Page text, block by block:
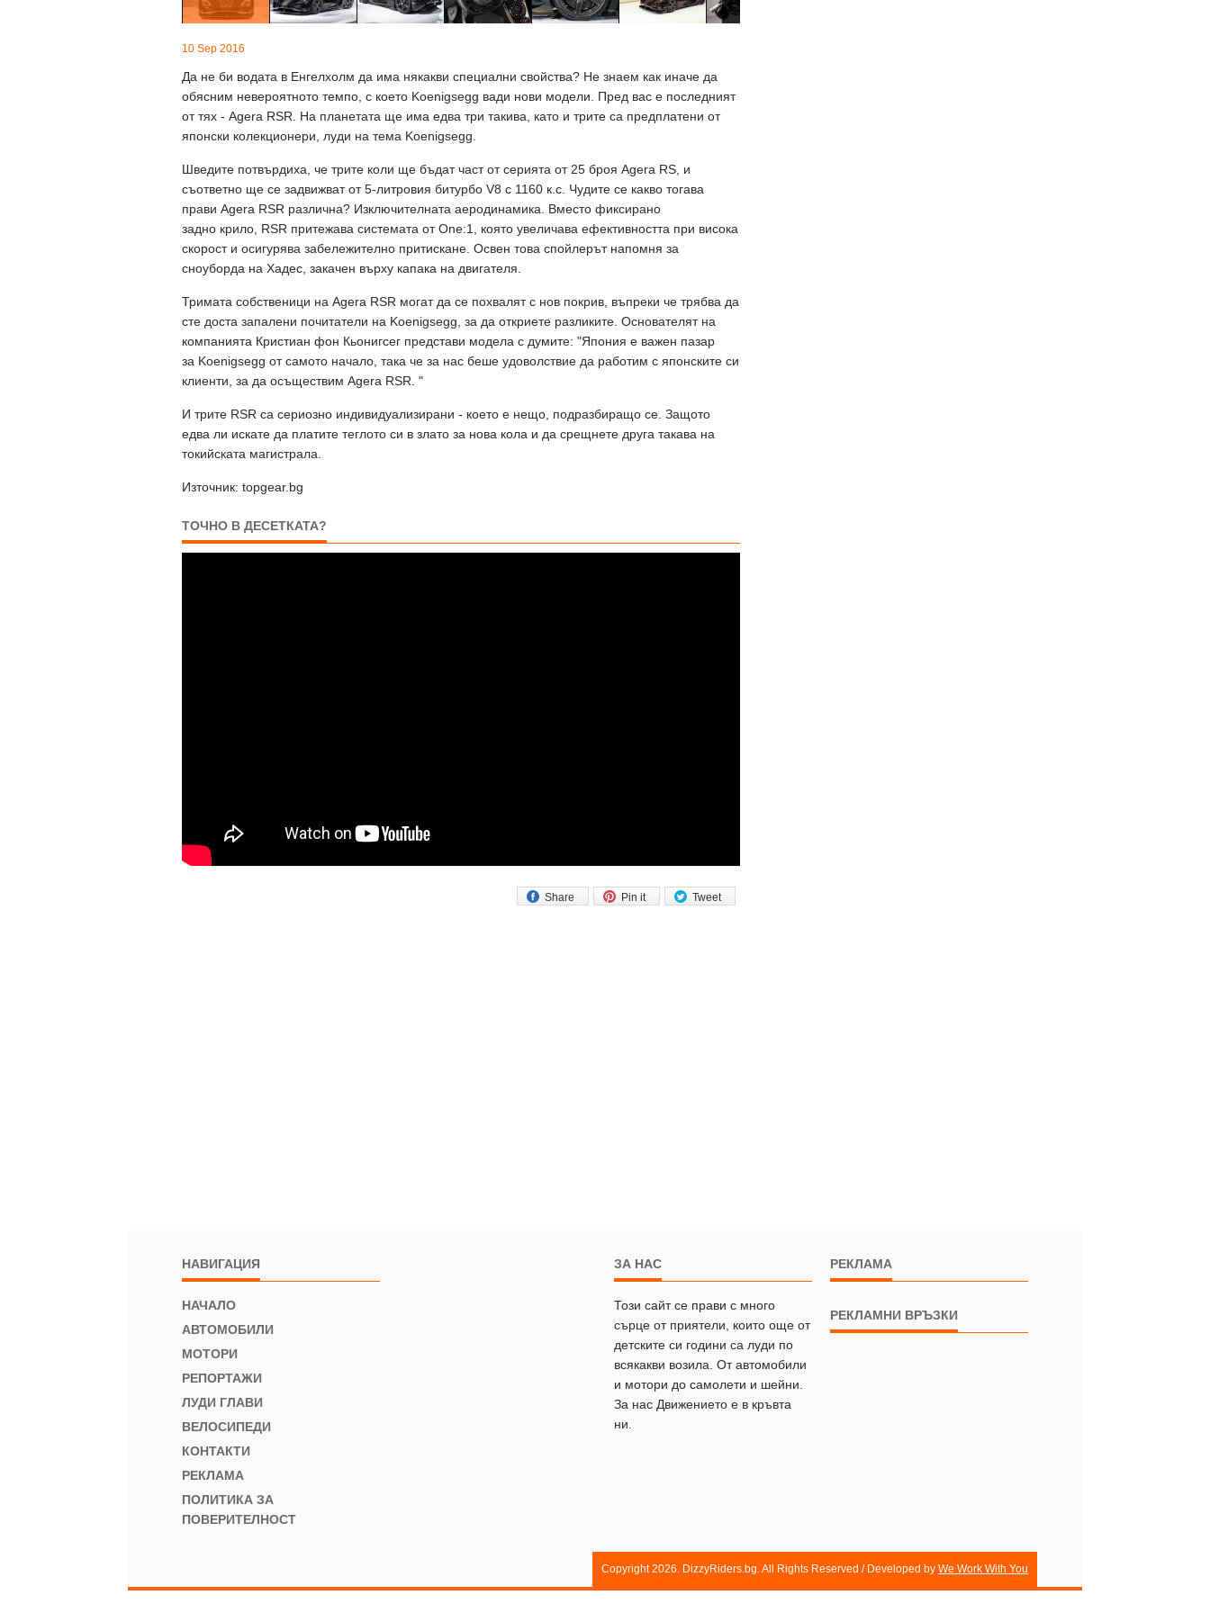
10 Sep 2016
Да не би водата в Енгелхолм да има някакви специални свойства? Не знаем как иначе да
обясним невероятното темпо, с което Koenigsegg вади нови модели. Пред вас е последният
от тях - Agera RSR. На планетата ще има едва три такива, като и трите са предплатени от
японски колекционери, луди на тема Koenigsegg.
Шведите потвърдиха, че трите коли ще бъдат част от серията от 25 броя Agera RS, и
съответно ще се задвижват от 5-литровия битурбо V8 с 1160 к.с. Чудите се какво тогава
прави Agera RSR различна? Изключителната аеродинамика. Вместо фиксирано
задно крило, RSR притежава системата от One:1, която увеличава ефективността при висока
скорост и осигурява забележително притискане. Освен това спойлерът напомня за
сноуборда на Хадес, закачен върху капака на двигателя.
Тримата собственици на Agera RSR могат да се похвалят с нов покрив, въпреки че трябва да
сте доста запалени почитатели на Koenigsegg, за да откриете разликите. Основателят на
компанията Кристиан фон Кьонигсег представи модела с думите: "Япония е важен пазар
за Koenigsegg от самото начало, така че за нас беше удоволствие да работим с японските си
клиенти, за да осъществим Agera RSR. "
И трите RSR са сериозно индивидуализирани - което е нещо, подразбиращо се. Защото
едва ли искате да платите теглото си в злато за нова кола и да срещнете друга такава на
токийската магистрала.
Източник: topgear.bg
ТОЧНО В ДЕСЕТКАТА?
Tweet
Pin it
Share
НАВИГАЦИЯ
НАЧАЛО
АВТОМОБИЛИ
МОТОРИ
РЕПОРТАЖИ
ЛУДИ ГЛАВИ
ВЕЛОСИПЕДИ
КОНТАКТИ
РЕКЛАМА
ПОЛИТИКА ЗА
ПОВЕРИТЕЛНОСТ
ЗА НАС
Този сайт се прави с много
сърце от приятели, които още от
детските си години са луди по
всякакви возила. От автомобили
и мотори до самолети и шейни.
За нас Движението е в кръвта
ни.
РЕКЛАМА
РЕКЛАМНИ ВРЪЗКИ
Copyright 2026. DizzyRiders.bg. All Rights Reserved / Developed by We Work With You